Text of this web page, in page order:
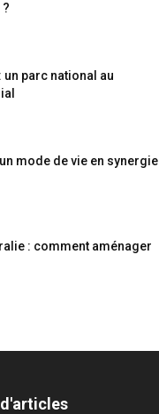
un parc national au
mode de vie en synergie
: comment aménager